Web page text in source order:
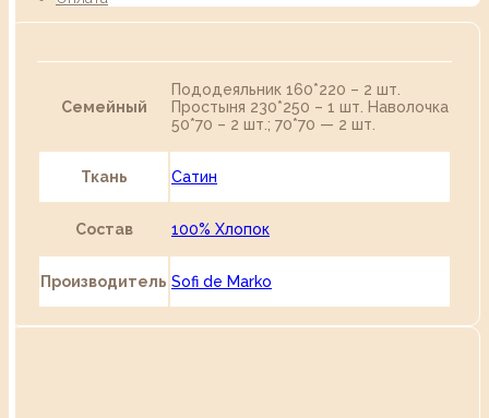
Семейный
Пододеяльник 160*220 – 2 шт.
Простыня 230*250 – 1 шт. Наволочка
50*70 – 2 шт.; 70*70 — 2 шт.
Ткань Сатин
Состав 100% Хлопок
Производитель Sofi de Marko